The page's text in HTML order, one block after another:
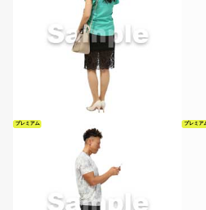
プレミアム プレミア